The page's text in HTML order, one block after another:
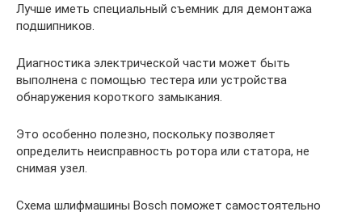
Лучше иметь специальный съемник для демонтажа
подшипников.
Диагностика электрической части может быть
выполнена с помощью тестера или устройства
обнаружения короткого замыкания.
Это особенно полезно, поскольку позволяет
определить неисправность ротора или статора, не
снимая узел.
Схема шлифмашины Bosch поможет самостоятельно